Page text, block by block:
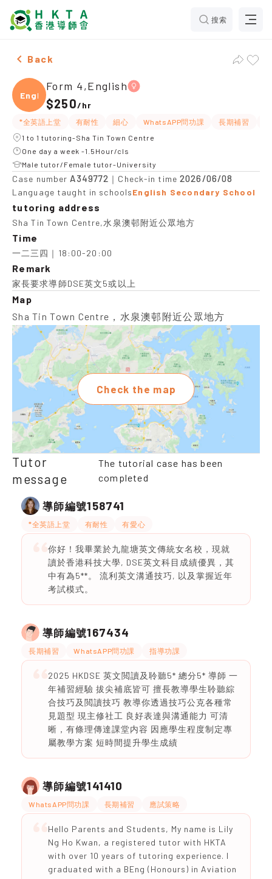
搜索
Female Form 4,English，Sha Tin Town Centre Tuition
Back
Engli
Form 4,English
$250/hr
*全英語上堂 有耐性 細心 WhatsAPP問功課 長期補習
1 to 1 tutoring-Sha Tin Town Centre
One day a week -1.5Hour/cls
Male tutor/Female tutor-University
Case number A349772 ｜Check-in time2026/06/08
Language taught in schoolsEnglish Secondary School
tutoring address
Sha Tin Town Centre,水泉澳邨附近公眾地方
Time
一二三四｜18:00-20:00
Remark
家長要求導師DSE英文5或以上
Map
Sha Tin Town Centre，水泉澳邨附近公眾地方
Check the map
Tutor
message
The tutorial case has been
completed
導師編號158741
*全英語上堂 有耐性 有愛心
你好！我畢業於九龍塘英文傳統女名校，現就
讀於香港科技大學, DSE英文科目成績優異，其
中有為5**。 流利英文溝通技巧, 以及掌握近年
考試模式。
導師編號167434
長期補習 WhatsAPP問功課 指導功課
2025 HKDSE 英文閲讀及聆聽5* 總分5* 導師 一
年補習經驗 拔尖補底皆可 擅長教導學生聆聽綜
合技巧及閲讀技巧 教導你透過技巧公克各種常
見題型 現主修社工 良好表達與溝通能力 可清
晰，有條理傳達課堂内容 因應學生程度制定專
屬教學方案 短時間提升學生成績
導師編號141410
WhatsAPP問功課 長期補習 應試策略
Hello Parents and Students, My name is Lily
Ng Ho Kwan, a registered tutor with HKTA
with over 10 years of tutoring experience. I
graduated with a BEng (Honours) in Aviation